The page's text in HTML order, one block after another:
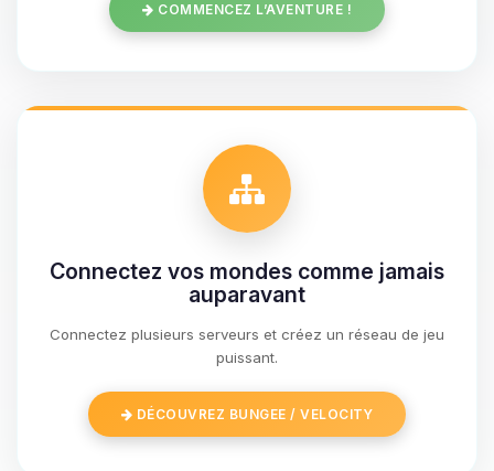
COMMENCEZ L’AVENTURE !
Connectez vos mondes comme jamais
auparavant
Connectez plusieurs serveurs et créez un réseau de jeu
puissant.
DÉCOUVREZ BUNGEE / VELOCITY
Youpi, enfin quelqu’un pour me
assistant BoxToPlay. Dis-moi ce dont